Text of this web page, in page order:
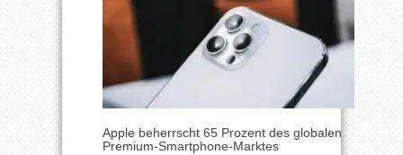
Apple beherrscht 65 Prozent des globalen
Premium-Smartphone-Marktes